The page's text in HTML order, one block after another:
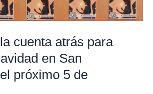
cuenta atrás para
en San
próximo 5 de